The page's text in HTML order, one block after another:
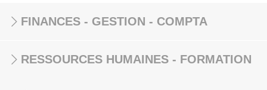
FINANCES - GESTION - COMPTA
RESSOURCES HUMAINES - FORMATION